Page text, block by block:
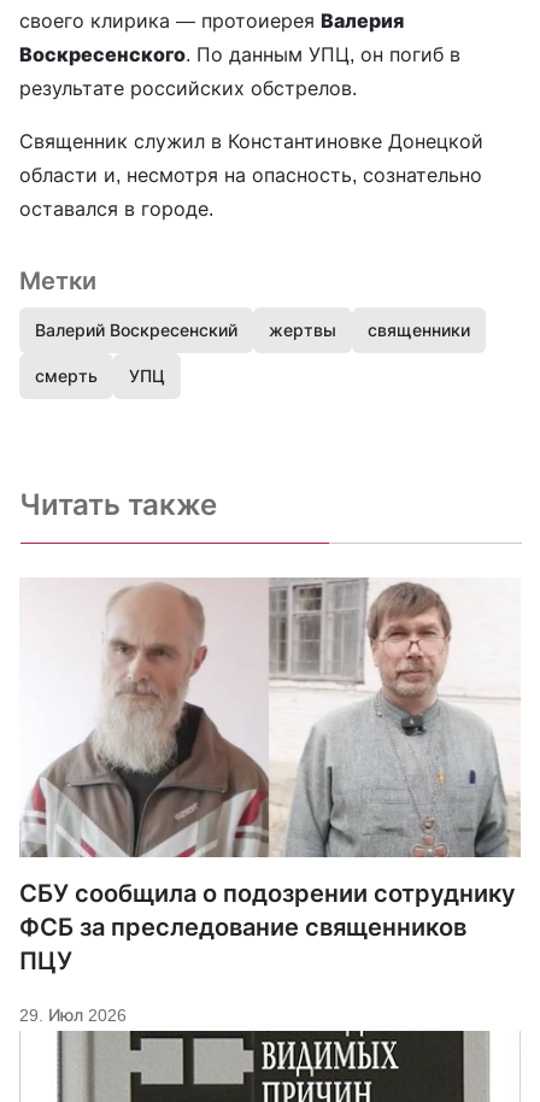
своего клирика — протоиерея Валерия
Воскресенского. По данным УПЦ, он погиб в
результате российских обстрелов.
Священник служил в Константиновке Донецкой
области и, несмотря на опасность, сознательно
оставался в городе.
Метки
Валерий Воскресенский жертвы священники
смерть УПЦ
Читать также
СБУ сообщила о подозрении сотруднику
ФСБ за преследование священников
ПЦУ
29. Июл 2026